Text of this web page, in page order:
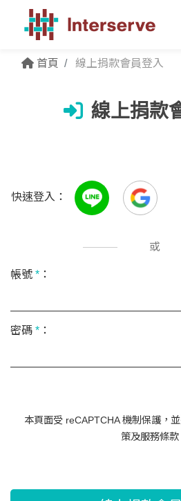
首頁 線上捐款會員登入
線上捐款
快速登入：
或
帳號 * ：
密碼 * ：
本頁面受 reCAPTCHA 機制保護，
策及服務條款